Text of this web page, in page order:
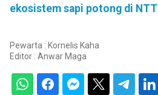
ekosistem sapi potong di NTT
Pewarta : Kornelis Kaha
Editor : Anwar Maga